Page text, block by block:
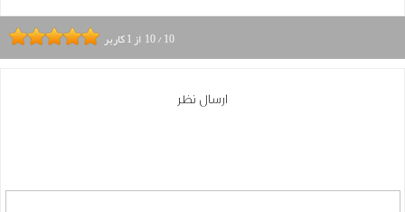
10/10 از1کاربر
ارسال نظر